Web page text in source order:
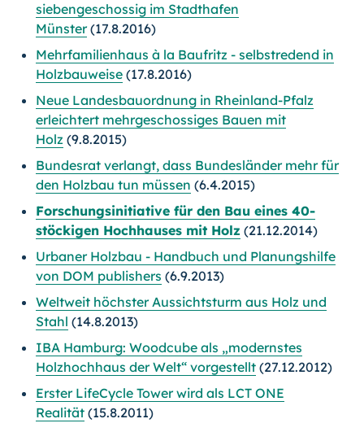
siebengeschossig im Stadthafen
Münster(17.8.2016)
Mehrfamilienhaus à la Baufritz - selbstredend in
Holzbauweise (17.8.2016)
Neue Landesbauordnung in Rheinland-Pfalz
erleichtert mehrgeschossiges Bauen mit
Holz (9.8.2015)
Bundesrat verlangt, dass Bundesländer mehr für
den Holzbau tun müssen (6.4.2015)
Forschungsinitiative für den Bau eines 40-
stöckigen Hochhauses mit Holz (21.12.2014)
Urbaner Holzbau - Handbuch und Planungshilfe
von DOM publishers (6.9.2013)
Weltweit höchster Aussichtsturm aus Holz und
Stahl (14.8.2013)
IBA Hamburg: Woodcube als „modernstes
Holzhochhaus der Welt“ vorgestellt (27.12.2012)
Erster LifeCycle Tower wird als LCT ONE
Realität (15.8.2011)